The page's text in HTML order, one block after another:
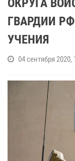
ОКРУГА
ГВАРДИИ
УЧЕНИЯ
04 сентября 2020,